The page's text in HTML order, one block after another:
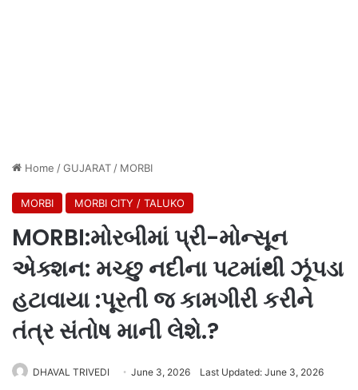
Home /GUJARAT / MORBI
MORBI MORBI CITY / TALUKO
MORBI:મોરબીમાં પ્રી-મોન્સૂન
એક્શન: મચ્છુ નદીના પટમાંથી ઝૂંપડા
હટાવાયા :પૂરતી જ કામગીરી કરીને
તંત્ર સંતોષ માની લેશે.?
DHAVAL TRIVEDI June 3, 2026 Last Updated: June 3, 2026